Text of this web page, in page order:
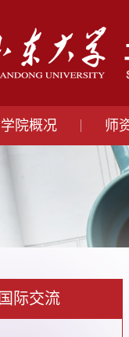
学院概况 师
国际交流